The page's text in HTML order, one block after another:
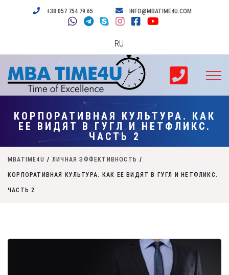
+38 057 754 79 65 INFO@MBATIME4U.COM
RU
КОРПОРАТИВНАЯ КУЛЬТУРА. КАК
ЕЕ ВИДЯТ В ГУГЛ И НЕТФЛИКС.
ЧАСТЬ 2
MBATIME4U / ЛИЧНАЯ ЭФФЕКТИВНОСТЬ /
КОРПОРАТИВНАЯ КУЛЬТУРА. КАК ЕЕ ВИДЯТ В ГУГЛ И НЕТФЛИКС.
ЧАСТЬ 2